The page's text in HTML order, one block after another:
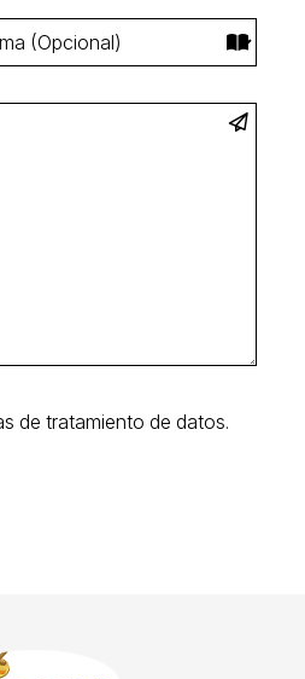
de tratamiento de datos.